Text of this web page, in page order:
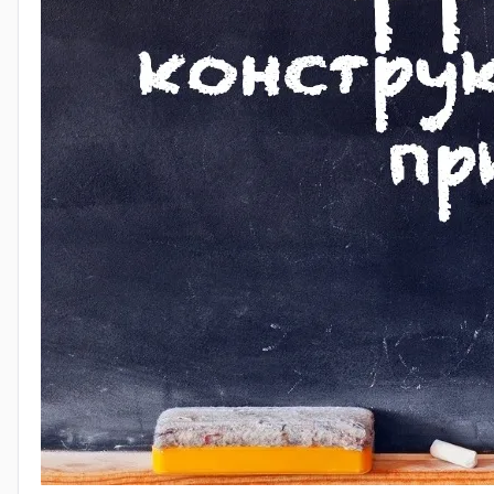
Удобство распространения
: после завершения вы
публикации в Google Play.
Предпросмотр : одно из ключевых преимуществ —
Дополнительные возможности : сервис включает
Виды викторин в AppsGeyser
Создание викторины в AppsGeyser
Конструктор викторин в AppsGeyser позволяет
Нажмите кнопкуQuiz на главной странице сервиса.
Выберите один из трёх предложенных стилей
Для добавления вопросов нажмите едва заметную